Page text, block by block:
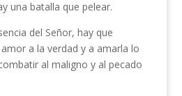
una batalla que pelear.
del Señor, hay que
a la verdad y a amarla lo
al maligno y al pecado